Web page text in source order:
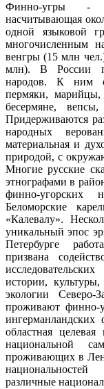
Финно-угры -
насчитывающая
одной языковой
многочисленным
венгры (15 млн
млн). В России
народов. К ним
пермяки,
бесермяне,
Придерживаются
народных
материальная и
природой, с
Многие русские
этнографами в
финно-угорских
Беломорские
«Калевалу».
уникальный эпос
Петербурге
призвана
истории,
экологии Северо-
проживают финно-
областная
национальной
проживающих в
различные